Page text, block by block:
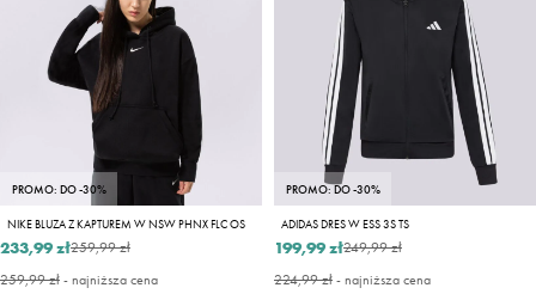
PROMO: DO -30%
NIKE BLUZA Z KAPTUREM W NSW PHNX FLC OS
259,99 zł
233,99 zł
259,99 zł- najniższa cena
PROMO: DO -30%
ADIDAS DRES W ESS 3S TS
249,99 zł
199,99 zł
224,99 zł- najniższa cena